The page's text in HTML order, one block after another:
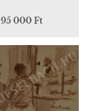
95 000 Ft